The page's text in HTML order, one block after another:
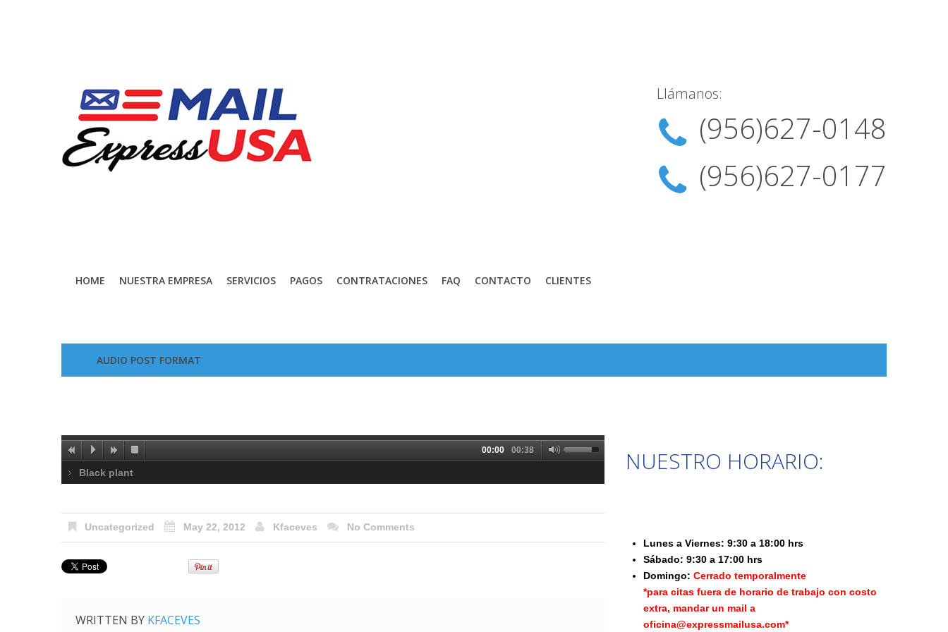
Llámanos:
(956)627-0148
(956)627-0177
HOME NUESTRA EMPRESA SERVICIOS PAGOS CONTRATACIONES FAQ CONTACTO CLIENTES
AUDIO POST FORMAT
00:38
00:00
Black plant
Uncategorized May 22, 2012 Kfaceves No Comments
WRITTEN BY KFACEVES
NUESTRO HORARIO:
Lunes a Viernes: 9:30 a 18:00 hrs
Sábado: 9:30 a 17:00 hrs
Domingo: Cerrado temporalmente
*para citas fuera de horario de trabajo con costo
extra, mandar un mail a
oficina@expressmailusa.com*